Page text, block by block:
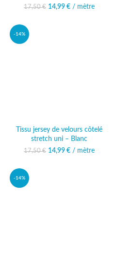
17,50€
Le prix initial était :
14,99 €
Le prix
/ mètre
-14%
Tissu jersey de velours côtelé
stretch uni – Blanc
17,50€
Le prix initial était :
14,99 €
Le prix
/ mètre
-14%